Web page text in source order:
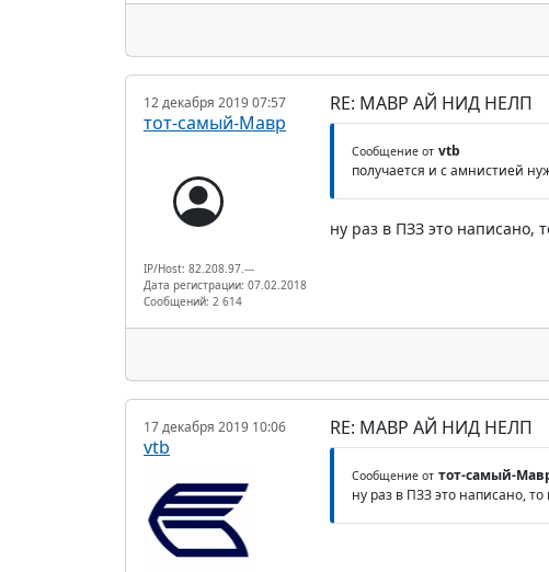
12 декабря 2019 07:57
тот-самый-Мавр
IP/Host: 82.208.97.---
Дата регистрации: 07.02.2018
Сообщений: 2 614
RE: МАВР АЙ НИД НЕЛП
Сообщение от vtb
получается и с амнистией
ну раз в ПЗЗ это написано,
17 декабря 2019 10:06
vtb
RE: МАВР АЙ НИД НЕЛП
Сообщение от тот-самый-
ну раз в ПЗЗ это написано, то